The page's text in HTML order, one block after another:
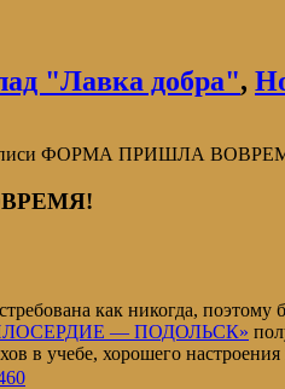
"Лавка добра",
ФОРМА ПРИШЛА
как никогда,
— ПОДОЛЬСК»
в учебе, хорошего